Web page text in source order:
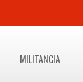
MILITANCIA